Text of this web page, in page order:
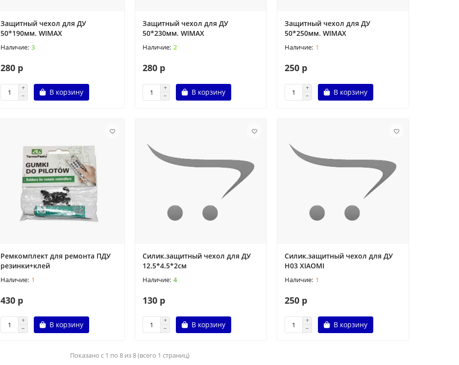
Защитный чехол для ДУ
50*190мм. WIMAX
3
280 р
В корзину
Защитный чехол для ДУ
50*230мм. WIMAX
2
280 р
В корзину
Защитный чехол для ДУ
50*250мм. WIMAX
1
250 р
В корзину
Ремкомплект для ремонта ПДУ
резинки+клей
1
430 р
В корзину
Силик.защитный чехол для ДУ
12.5*4.5*2см
4
130 р
В корзину
Силик.защитный чехол для ДУ
Н03 XIAOMI
1
250 р
В корзину
Показано с 1 по 8 из 8 (всего 1 страниц)